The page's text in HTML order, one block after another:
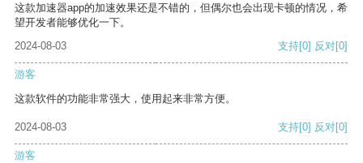
这款加速器app的加速效果还是不错的，但偶尔也会出现卡顿的情况，希
望开发者能够优化一下。
2024-08-03
支持[0] 反对[0]
游客
这款软件的功能非常强大，使用起来非常方便。
2024-08-03 支持[0] 反对[0]
游客